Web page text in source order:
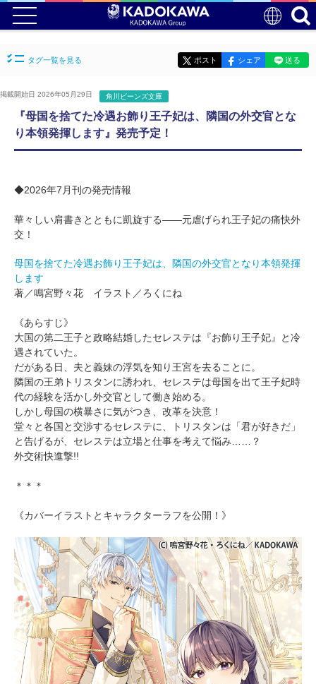
タグ一覧を見る ポスト シェア 送る
掲載開始日 2026年05月29日 角川ビーンズ文庫
『母国を捨てた冷遇お飾り王子妃は、隣国の外交官とな
り本領発揮します』発売予定！
◆2026年7月刊の発売情報
華々しい肩書きとともに凱旋する――元虐げられ王子妃の痛快外
交！
母国を捨てた冷遇お飾り王子妃は、隣国の外交官となり本領発揮
します
著／鳴宮野々花 イラスト／ろくにね
《あらすじ》
大国の第二王子と政略結婚したセレステは『お飾り王子妃』と冷
遇されていた。
だがある日、夫と義妹の浮気を知り王宮を去ることに。
隣国の王弟トリスタンに誘われ、セレステは母国を出て王子妃時
代の経験を活かし外交官として働き始める。
しかし母国の横暴さに気がつき、改革を決意！
堂々と各国と交渉するセレステに、トリスタンは「君が好きだ」
と告げるが、セレステは立場と仕事を考えて悩み……？
外交術快進撃!!
＊＊＊
《カバーイラストとキャラクターラフを公開！》